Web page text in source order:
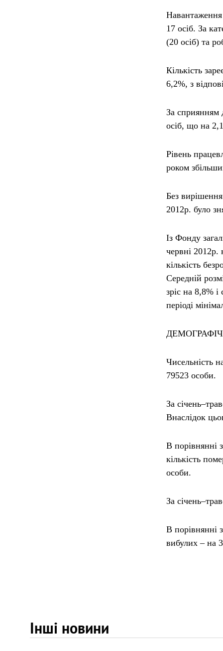
Навантаження
17 осіб. За
(20 осіб) та
Кількість
6,2%, з
За сприянням
осіб, що на
Рівень
роком
Без
2012р. було
Із Фонду
червні 2012р.
кількість
Середній
зріс на 8,8%
періоді
Чисельність
79523 особи.
За
Внаслідок
В порівнянні
кількість
особи.
За
В порівнянні
вибулих – на
Інші новини